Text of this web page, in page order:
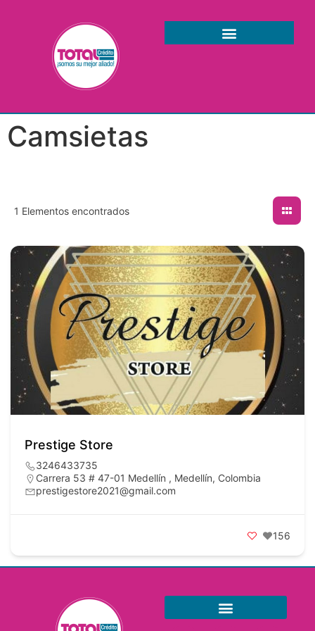
Camsietas
1 Elementos encontrados
Prestige Store
3246433735
Carrera 53 # 47-01 Medellín , Medellín, Colombia
prestigestore2021@gmail.com
156